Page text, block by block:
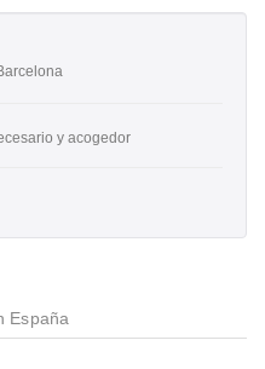
y acogedor
España